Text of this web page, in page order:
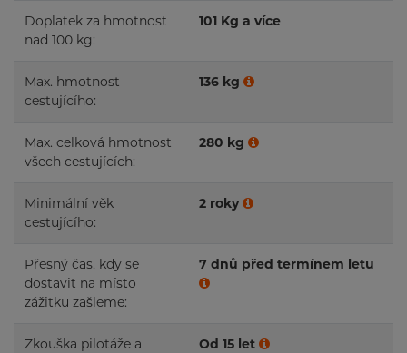
Doplatek za hmotnost
nad 100 kg:
101 Kg a více
Max. hmotnost
cestujícího:
136 kg
Max. celková hmotnost
všech cestujících:
280 kg
Minimální věk
cestujícího:
2 roky
Přesný čas, kdy se
dostavit na místo
zážitku zašleme:
7 dnů před termínem letu
Zkouška pilotáže a
Od 15 let